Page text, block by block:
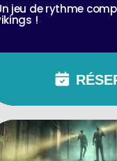
jeu de rythme
!